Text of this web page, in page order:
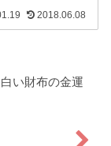
2018.06.08
い財布の金運